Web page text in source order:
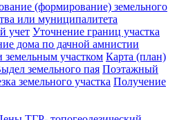
(формирование) земельного
или муниципалитета
учет Уточнение границ участка
дома по дачной амнистии
земельным участком Карта (план)
земельного пая Поэтажный
земельного участка Получение